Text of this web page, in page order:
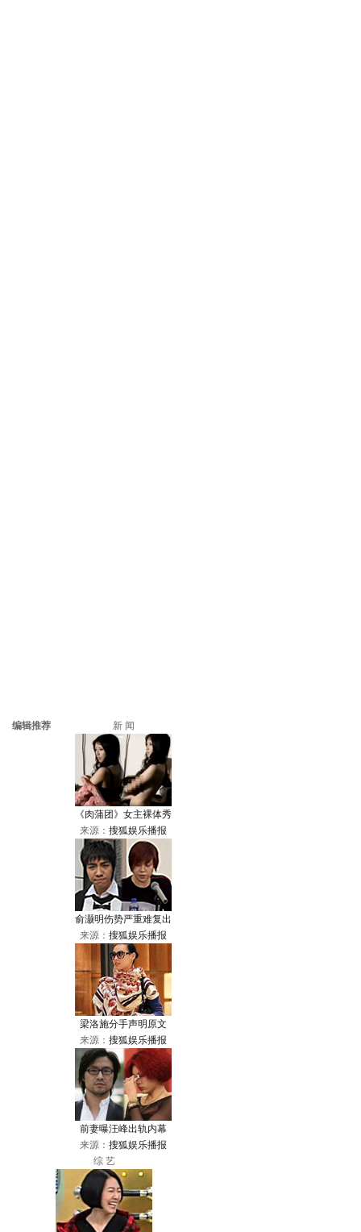
编辑推荐 新 闻
《肉蒲团》女主裸体秀
来源： 搜狐娱乐播报
俞灏明伤势严重难复出
来源： 搜狐娱乐播报
梁洛施分手声明原文
来源： 搜狐娱乐播报
前妻曝汪峰出轨内幕
来源： 搜狐娱乐播报
综 艺